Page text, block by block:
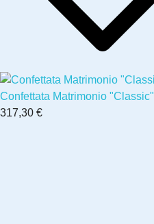
Confettata Matrimonio "Classic"
317,30 €